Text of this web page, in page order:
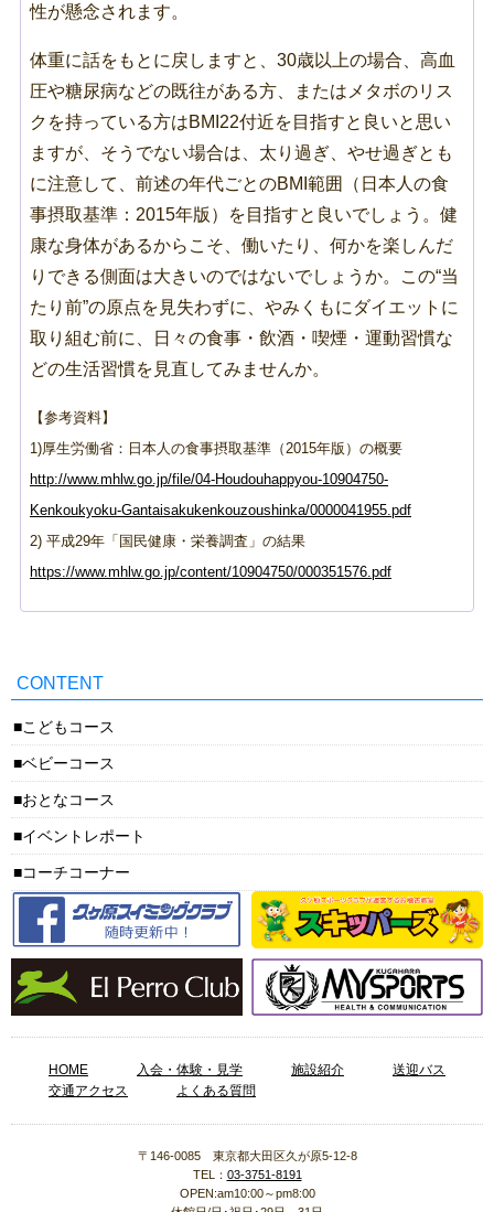
性が懸念されます。
体重に話をもとに戻しますと、30歳以上の場合、高血
圧や糖尿病などの既往がある方、またはメタボのリス
クを持っている方はBMI22付近を目指すと良いと思い
ますが、そうでない場合は、太り過ぎ、やせ過ぎとも
に注意して、前述の年代ごとのBMI範囲（日本人の食
事摂取基準：2015年版）を目指すと良いでしょう。健
康な身体があるからこそ、働いたり、何かを楽しんだ
りできる側面は大きいのではないでしょうか。この“当
たり前”の原点を見失わずに、やみくもにダイエットに
取り組む前に、日々の食事・飲酒・喫煙・運動習慣な
どの生活習慣を見直してみませんか。
【参考資料】
1)厚生労働省：日本人の食事摂取基準（2015年版）の概要
http://www.mhlw.go.jp/file/04-Houdouhappyou-10904750-
Kenkoukyoku-Gantaisakukenkouzoushinka/0000041955.pdf
2) 平成29年「国民健康・栄養調査」の結果
https://www.mhlw.go.jp/content/10904750/000351576.pdf
CONTENT
こどもコース
ベビーコース
おとなコース
イベントレポート
コーチコーナー
HOME 入会・体験・見学 施設紹介
送迎バス
交通アクセス
よくある質問
〒146-0085 東京都大田区久が原5-12-8
TEL： 03-3751-8191
OPEN:am10:00～pm8:00